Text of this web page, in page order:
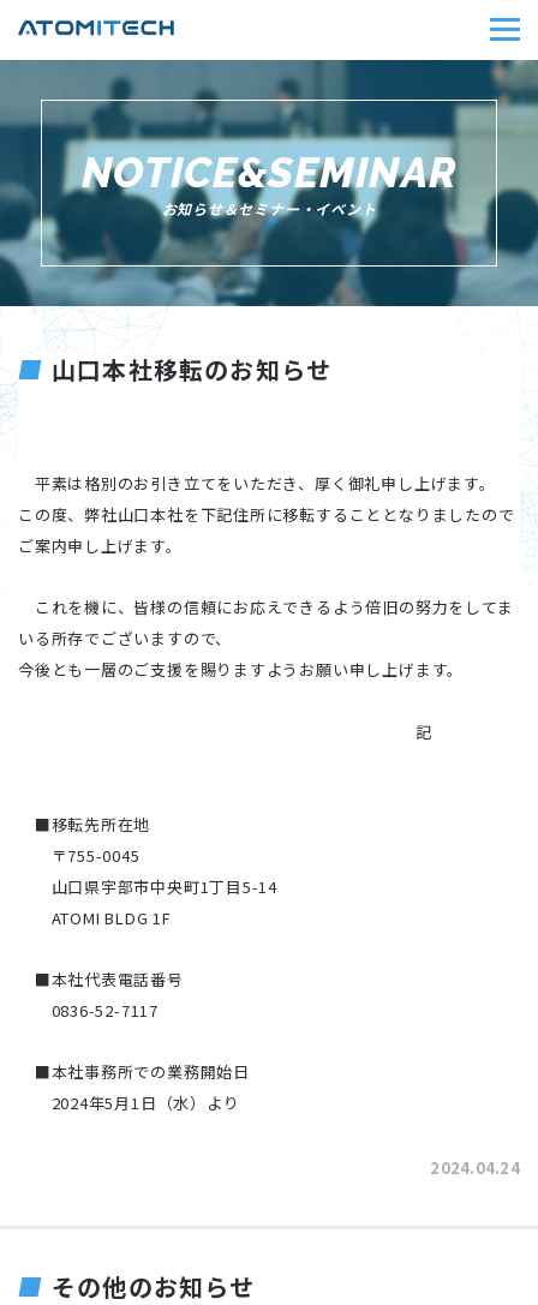
NOTICE&SEMINAR
お知らせ＆セミナー・イベント
山口本社移転のお知らせ
平素は格別のお引き立てをいただき、厚く御礼申し上げます。
この度、弊社山口本社を下記住所に移転することとなりましたので
ご案内申し上げます。
これを機に、皆様の信頼にお応えできるよう倍旧の努力をしてま
いる所存でございますので、
今後とも一層のご支援を賜りますようお願い申し上げます。
記
■移転先所在地
〒755-0045
山口県宇部市中央町1丁目5-14
ATOMI BLDG 1F
■本社代表電話番号
0836-52-7117
■本社事務所での業務開始日
2024年5月1日（水）より
2024.04.24
その他のお知らせ